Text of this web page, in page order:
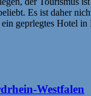
Es ist daher
geprlegtes Hotel
Westfalen